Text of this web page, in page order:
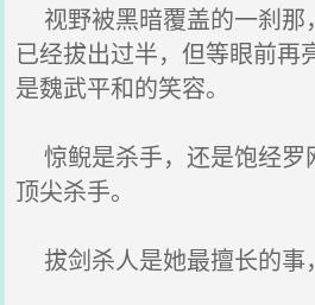
视野被黑暗覆盖的一刹那
已经拔出过半，但等眼前再
是魏武平和的笑容。
惊鲵是杀手，还是饱经罗
顶尖杀手。
拔剑杀人是她最擅长的事